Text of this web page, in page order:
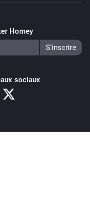
Homey
sociaux